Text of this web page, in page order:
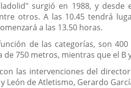
surgió en 1988, y
otros. A las 10.45 tendrá
a las 13.50 horas.
de las categorías, son 400
750 metros, mientras que el B
las intervenciones del
León de Atletismo, Gerardo